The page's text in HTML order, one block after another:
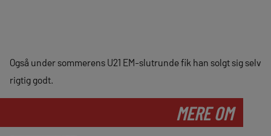
Også under sommerens U21 EM-slutrunde fik han solgt sig selv
rigtig godt.
MERE OM